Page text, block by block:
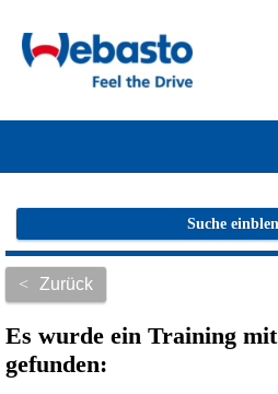
Suche
< Zurück
Es wurde ein Training
gefunden: